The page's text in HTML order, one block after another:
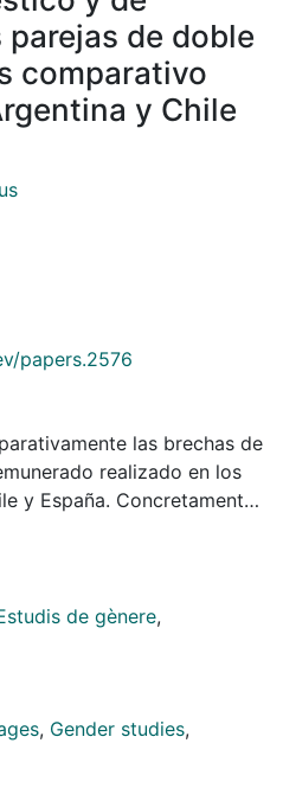
de doble
comparativo
y Chile
papers.2576
las brechas de
realizado en los
y España. Concretamente,
trabajo doméstico y de
y se profundiza en los
del trabajo
datos de
y ENUT-2015 de
de regresión en una
de doble ingreso.
de gènere,
, Gender studies,